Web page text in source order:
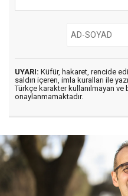
UYARI: Küfür, hakaret, rencide
saldırı içeren, imla kuralları ile
Türkçe karakter kullanılmayan ve
onaylanmamaktadır.